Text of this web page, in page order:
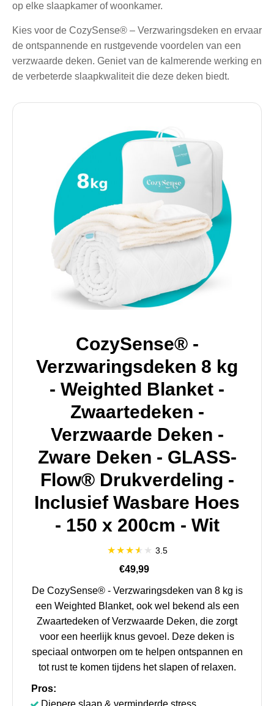
op elke slaapkamer of woonkamer.
Kies voor de CozySense® – Verzwaringsdeken en ervaar
de ontspannende en rustgevende voordelen van een
verzwaarde deken. Geniet van de kalmerende werking en
de verbeterde slaapkwaliteit die deze deken biedt.
CozySense® -
Verzwaringsdeken 8 kg
- Weighted Blanket -
Zwaartedeken -
Verzwaarde Deken -
Zware Deken - GLASS-
Flow® Drukverdeling -
Inclusief Wasbare Hoes
- 150 x 200cm - Wit
3.5
€49,99
De CozySense® - Verzwaringsdeken van 8 kg is
een Weighted Blanket, ook wel bekend als een
Zwaartedeken of Verzwaarde Deken, die zorgt
voor een heerlijk knus gevoel. Deze deken is
speciaal ontworpen om te helpen ontspannen en
tot rust te komen tijdens het slapen of relaxen.
Pros: